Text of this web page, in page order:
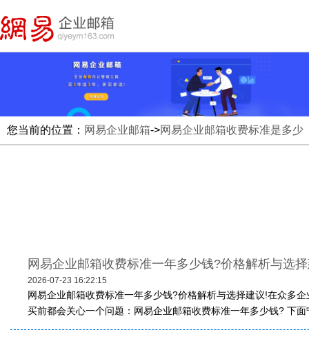
您当前的位置： 网易企业邮箱->网易企业邮箱收费标准是多少
网易企业邮箱收费标准一年多少钱?价格解析与选
2026-07-23 16:22:15
网易企业邮箱收费标准一年多少钱?价格解析与选择建议!在众多
买前都会关心一个问题：网易企业邮箱收费标准一年多少钱? 下